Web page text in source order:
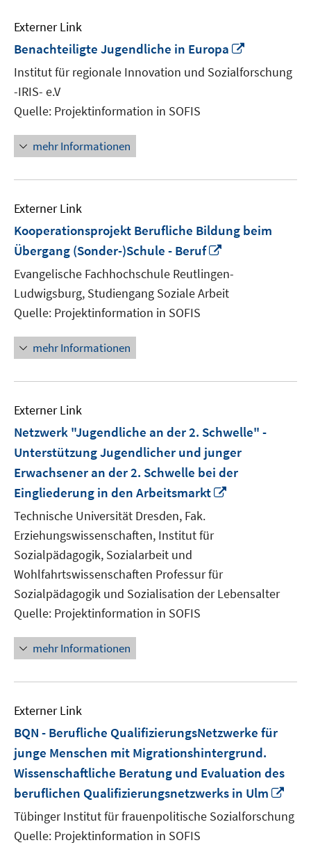
Externer Link
Benachteiligte Jugendliche in Europa
neuem
Fenster
Institut für regionale Innovation und Sozialforschung
-IRIS- e.V
Quelle: Projektinformation in SOFIS
mehr Informationen
Externer Link
Kooperationsprojekt Berufliche Bildung beim
Übergang (Sonder-)Schule - Beruf
Fenster
öffnen
Evangelische Fachhochschule Reutlingen-
Ludwigsburg, Studiengang Soziale Arbeit
Quelle: Projektinformation in SOFIS
mehr Informationen
Externer Link
Netzwerk "Jugendliche an der 2. Schwelle" -
Unterstützung Jugendlicher und junger
Erwachsener an der 2. Schwelle bei der
Eingliederung in den Arbeitsmarkt
Technische Universität Dresden, Fak.
Erziehungswissenschaften, Institut für
Sozialpädagogik, Sozialarbeit und
Wohlfahrtswissenschaften Professur für
Sozialpädagogik und Sozialisation der Lebensalter
Quelle: Projektinformation in SOFIS
mehr Informationen
Externer Link
BQN - Berufliche QualifizierungsNetzwerke für
junge Menschen mit Migrationshintergrund.
Wissenschaftliche Beratung und Evaluation des
beruflichen Qualifizierungsnetzwerks in Ulm
Tübinger Institut für frauenpolitische Sozialforschung
Quelle: Projektinformation in SOFIS